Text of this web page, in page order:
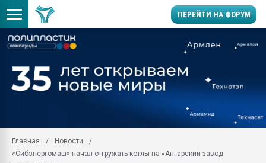
ПЕРЕЙТИ НА ФОРУМ
производство SPC
заводу пластмасс"
Главная
Новости
«Сибэнергомаш» начал отгружать котлы на «Ангарский завод